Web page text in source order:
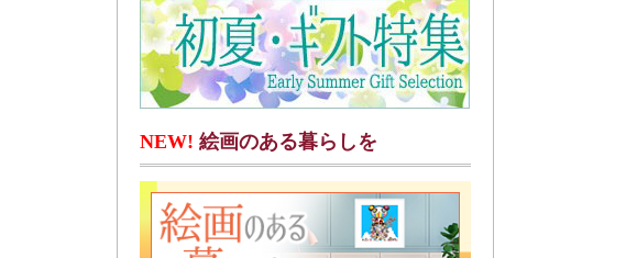
NEW! 絵画のある暮らしを